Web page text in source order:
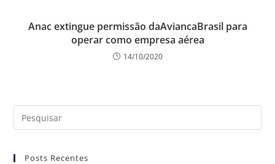
Anac extingue permissão daAviancaBrasil para
operar como empresa aérea
14/10/2020
Posts Recentes